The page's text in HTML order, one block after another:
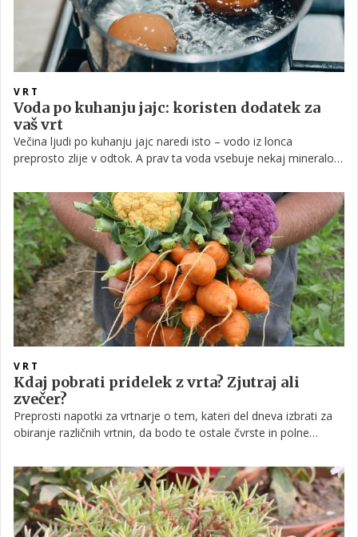
VRT
Voda po kuhanju jajc: koristen dodatek za
vaš vrt
Večina ljudi po kuhanju jajc naredi isto – vodo iz lonca
preprosto zlije v odtok. A prav ta voda vsebuje nekaj mineralov,
uporabijo za zalivanje, namesto da bi jo zavrgli.
VRT
Kdaj pobrati pridelek z vrta? Zjutraj ali
zvečer?
Preprosti napotki za vrtnarje o tem, kateri del dneva izbrati za
obiranje različnih vrtnin, da bodo te ostale čvrste in polne